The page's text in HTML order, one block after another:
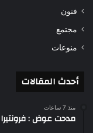
فنون
مجتمع
منوعات
أحدث المقالات
منذ 7 ساعات
مدحت عوض : فرونتيرا أول